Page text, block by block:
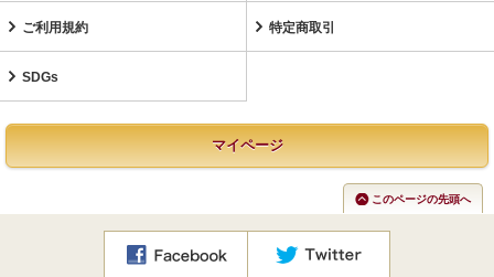
ご利用規約 特定商取引
SDGs
マイページ
このページの先頭へ